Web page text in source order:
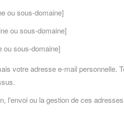
ou sous-domaine]
ou sous-domaine]
ou sous-domaine]
votre adresse e-mail personnelle.
l'envoi ou la gestion de ces